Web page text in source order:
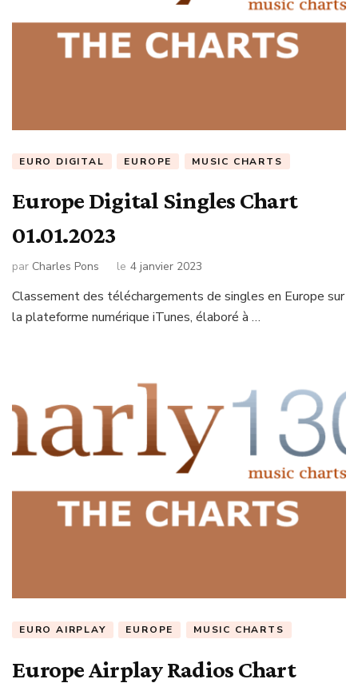
EURO DIGITAL EUROPE MUSIC CHARTS
Europe Digital Singles Chart
01.01.2023
par Charles Pons le 4 janvier 2023
Classement des téléchargements de singles en Europe sur
la plateforme numérique iTunes, élaboré à …
EURO AIRPLAY EUROPE MUSIC CHARTS
Europe Airplay Radios Chart